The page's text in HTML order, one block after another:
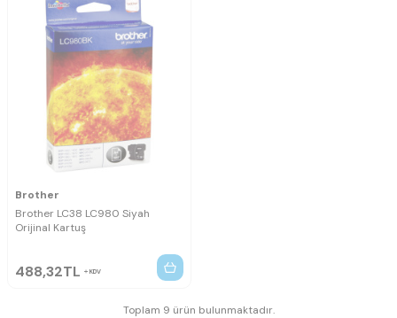
Brother
Brother LC38 LC980 Siyah
Orijinal Kartuş
488,32TL KDV
Toplam 9 ürün bulunmaktadır.